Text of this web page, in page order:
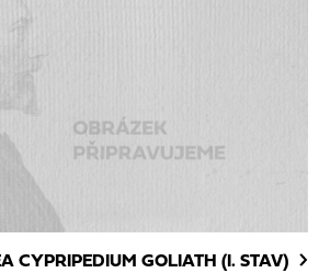
CYPRIPEDIUM GOLIATH (I. STAV)